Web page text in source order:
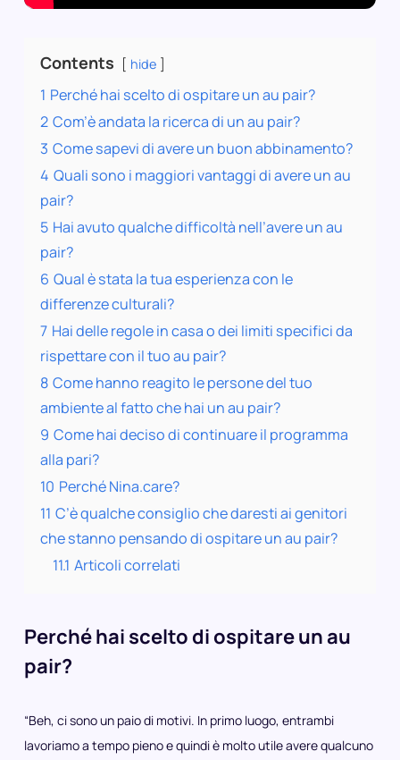
Contents hide
1 Perché hai scelto di ospitare un au pair?
2 Com’è andata la ricerca di un au pair?
3 Come sapevi di avere un buon abbinamento?
4 Quali sono i maggiori vantaggi di avere un au
pair?
5 Hai avuto qualche difficoltà nell’avere un au
pair?
6 Qual è stata la tua esperienza con le
differenze culturali?
7 Hai delle regole in casa o dei limiti specifici da
rispettare con il tuo au pair?
8 Come hanno reagito le persone del tuo
ambiente al fatto che hai un au pair?
9 Come hai deciso di continuare il programma
alla pari?
10 Perché Nina.care?
11 C’è qualche consiglio che daresti ai genitori
che stanno pensando di ospitare un au pair?
11.1 Articoli correlati
Perché hai scelto di ospitare un au
pair?
“Beh, ci sono un paio di motivi. In primo luogo, entrambi
lavoriamo a tempo pieno e quindi è molto utile avere qualcuno